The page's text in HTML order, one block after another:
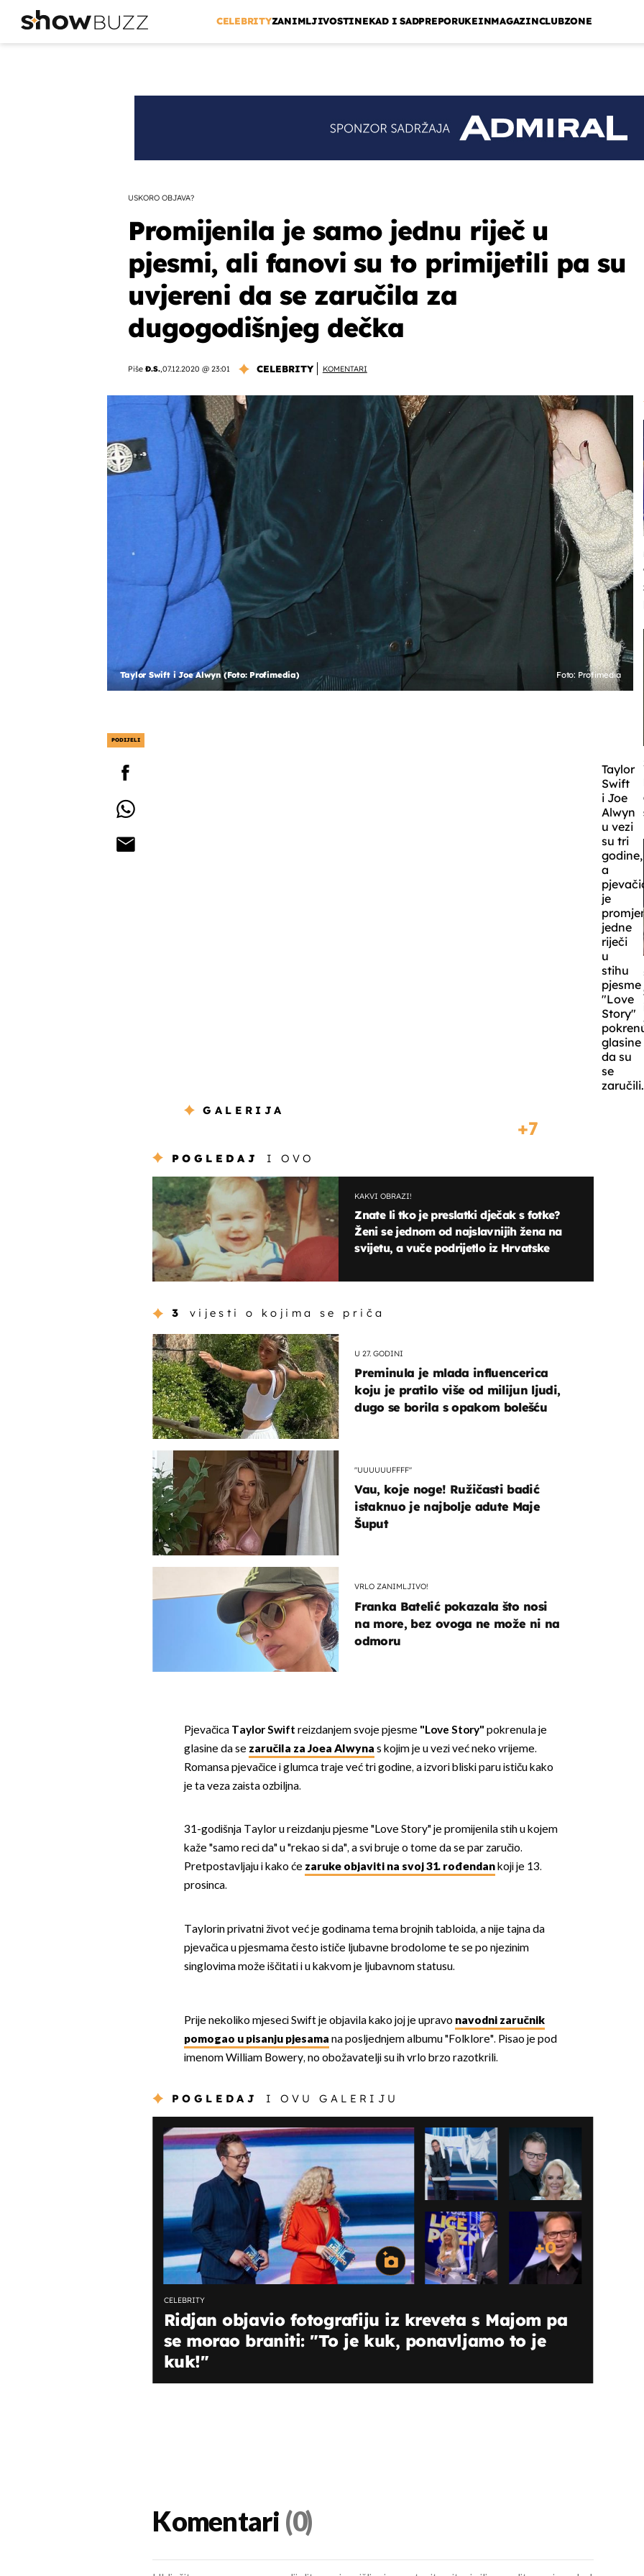
CELEBRITYZANIMLJIVOSTINEKAD I SADPREPORUKEINMAGAZINCLUBZONE
USKORO OBJAVA?
Promijenila je samo jednu riječ u
pjesmi, ali fanovi su to primijetili pa su
uvjereni da se zaručila za
dugogodišnjeg dečka
Piše Đ.S.,07.12.2020 @ 23:01 CELEBRITY KOMENTARI
Taylor Swift i Joe Alwyn (Foto: Profimedia) Foto: Profimedia
PODIJELI
Taylor
Swift
i Joe
Alwyn
u vezi
su tri
godine,
a
je
jedne
riječi
u
stihu
pjesme
"Love
Story"
glasine
da su
se
zaručili.
GALERIJA
7
POGLEDAJ I OVO
KAKVI OBRAZI!
Znate li tko je preslatki dječak s fotke?
Ženi se jednom od najslavnijih žena na
svijetu, a vuče podrijetlo iz Hrvatske
3 vijesti o kojima se priča
U 27. GODINI
Preminula je mlada influencerica
koju je pratilo više od milijun ljudi,
dugo se borila s opakom bolešću
"UUUUUUFFFF"
Vau, koje noge! Ružičasti badić
istaknuo je najbolje adute Maje
Šuput
VRLO ZANIMLJIVO!
Franka Batelić pokazala što nosi
na more, bez ovoga ne može ni na
odmoru
Pjevačica Taylor Swift reizdanjem svoje pjesme "Love Story" pokrenula je
glasine da se zaručila za Joea Alwyna s kojim je u vezi već neko vrijeme.
Romansa pjevačice i glumca traje već tri godine, a izvori bliski paru ističu kako
je ta veza zaista ozbiljna.
31-godišnja Taylor u reizdanju pjesme "Love Story" je promijenila stih u kojem
kaže "samo reci da" u "rekao si da", a svi bruje o tome da se par zaručio.
Pretpostavljaju i kako će zaruke objaviti na svoj 31. rođendankoji je 13.
prosinca.
Taylorin privatni život već je godinama tema brojnih tabloida, a nije tajna da
pjevačica u pjesmama često ističe ljubavne brodolome te se po njezinim
singlovima može iščitati i u kakvom je ljubavnom statusu.
Prije nekoliko mjeseci Swift je objavila kako joj je upravo navodni zaručnik
pomogao u pisanju pjesama na posljednjem albumu "Folklore". Pisao je pod
imenom William Bowery, no obožavatelji su ih vrlo brzo razotkrili.
POGLEDAJ I OVU GALERIJU
+0
CELEBRITY
Ridjan objavio fotografiju iz kreveta s Majom pa
se morao braniti: "To je kuk, ponavljamo to je
kuk!"
Komentari (0)
OMOGUĆI OBAVIJESTI